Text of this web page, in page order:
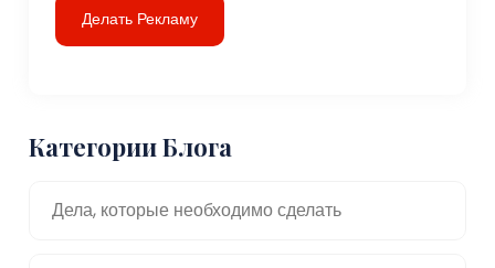
Делать Рекламу
Категории Блога
Дела, которые необходимо сделать